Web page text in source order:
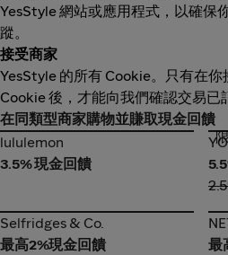
YesStyle 網站或應用程式，以確保
蹤。
接受商家
YesStyle 的所有 Cookie。只有在
Cookie 後，才能向我們確認交易已
在同類型商家購物並賺取現金回饋
lululemon
lululemon
3.5% 現金回饋
Selfridges & Co.
Selfridges & Co.
最高2%現金回饋
最